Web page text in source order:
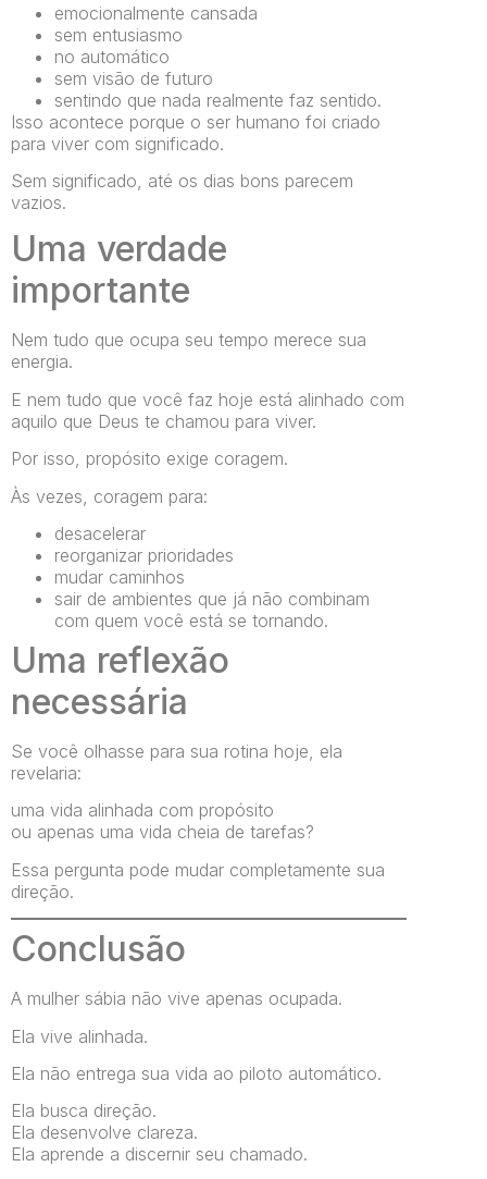
emocionalmente cansada
sem entusiasmo
no automático
sem visão de futuro
sentindo que nada realmente faz sentido.
Isso acontece porque o ser humano foi criado
para viver com significado.
Sem significado, até os dias bons parecem
vazios.
Uma verdade
importante
Nem tudo que ocupa seu tempo merece sua
energia.
E nem tudo que você faz hoje está alinhado com
aquilo que Deus te chamou para viver.
Por isso, propósito exige coragem.
Às vezes, coragem para:
desacelerar
reorganizar prioridades
mudar caminhos
sair de ambientes que já não combinam
com quem você está se tornando.
Uma reflexão
necessária
Se você olhasse para sua rotina hoje, ela
revelaria:
uma vida alinhada com propósito
ou apenas uma vida cheia de tarefas?
Essa pergunta pode mudar completamente sua
direção.
Conclusão
A mulher sábia não vive apenas ocupada.
Ela vive alinhada.
Ela não entrega sua vida ao piloto automático.
Ela busca direção.
Ela desenvolve clareza.
Ela aprende a discernir seu chamado.